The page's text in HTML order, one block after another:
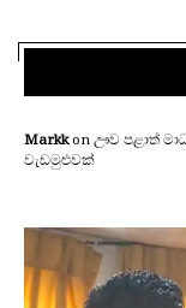
Markkon ඌව පළාත්
වැඩමුළුවක්